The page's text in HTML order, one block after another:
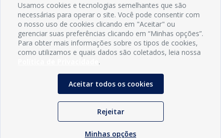
Município de Conde - PB
CNPJ: 08.916.645/0001-80
LOC RODOVIA PB 018, SN, Centro, Conde, PB, 58322-000
Usamos cookies e tecnologias semelhantes que são
necessárias para operar o site. Você pode consentir com
o nosso uso de cookies clicando em "Aceitar" ou
gerenciar suas preferências clicando em “Minhas opções”.
Para obter mais informações sobre os tipos de cookies,
como utilizamos e quais dados são coletados, leia nossa
.
Aceitar todos os cookies
Rejeitar
Minhas opções